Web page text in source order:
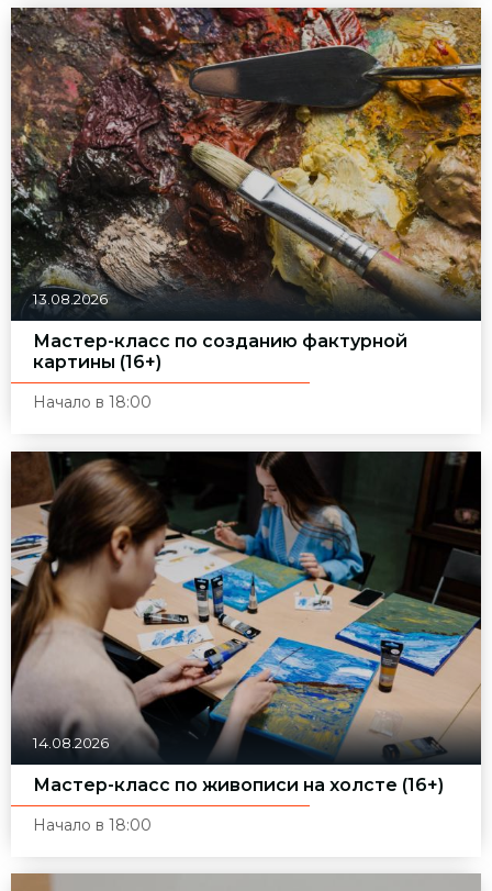
13.08.2026
Мастер-класс по созданию фактурной
картины (16+)
Начало в 18:00
14.08.2026
Мастер-класс по живописи на холсте (16+)
Начало в 18:00